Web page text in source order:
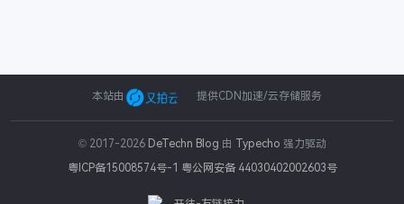
本站由 提供CDN加速/云存储服务
© 2017-2026 DeTechn Blog 由 Typecho 强力驱动
粤ICP备15008574号-1 粤公网安备 44030402002603号